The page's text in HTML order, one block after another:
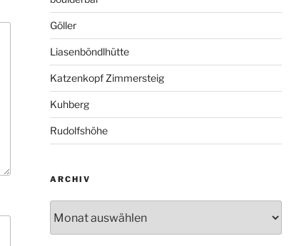
Göller
Liasenböndlhütte
Katzenkopf Zimmersteig
Kuhberg
Rudolfshöhe
ARCHIV